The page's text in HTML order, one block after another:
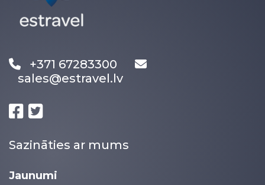
+371 67283300
sales@estravel.lv
Sazināties ar mums
Jaunumi